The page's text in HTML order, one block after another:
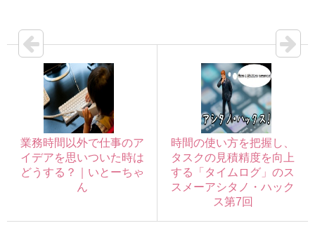
業務時間以外で仕事のア
イデアを思いついた時は
どうする？｜いとーちゃ
ん
時間の使い方を把握し、
タスクの見積精度を向上
する「タイムログ」のス
スメーアシタノ・ハック
ス第7回